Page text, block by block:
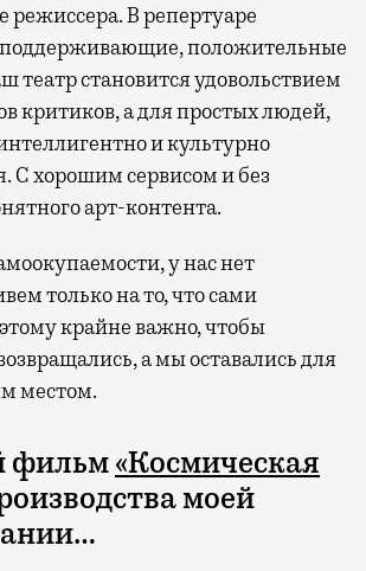
режиссера. В репертуаре
положительные
театр становится удовольствием
критиков, а для простых людей,
и культурно
С хорошим сервисом и без
арт-контента.
у нас нет
только на то, что сами
крайне важно, чтобы
а мы оставались для
местом.
фильм«Космическая
моей